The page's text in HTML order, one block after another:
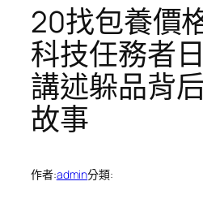
20找包養價
科技任務者
講述躲品背
故事
作者:admin分類: